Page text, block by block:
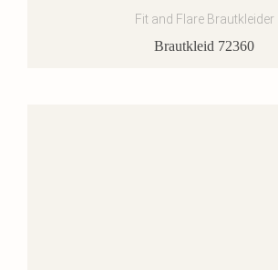
Fit and Flare Brautkleider
Brautkleid 72360